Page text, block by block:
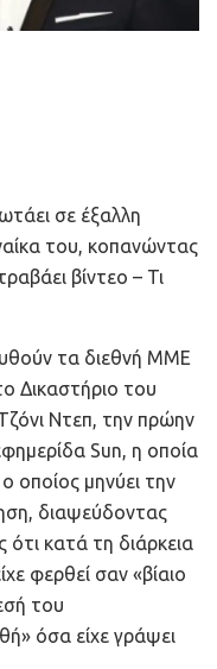
σε έξαλλη
του, κοπανώντας
βίντεο – Τι
τα διεθνή ΜΜΕ
Δικαστήριο του
Ντεπ, την πρώην
Sun, η οποία
οποίος μηνύει την
διαψεύδοντας
ότι κατά τη διάρκεια
φερθεί σαν «βίαιο
του
όσα είχε γράψει